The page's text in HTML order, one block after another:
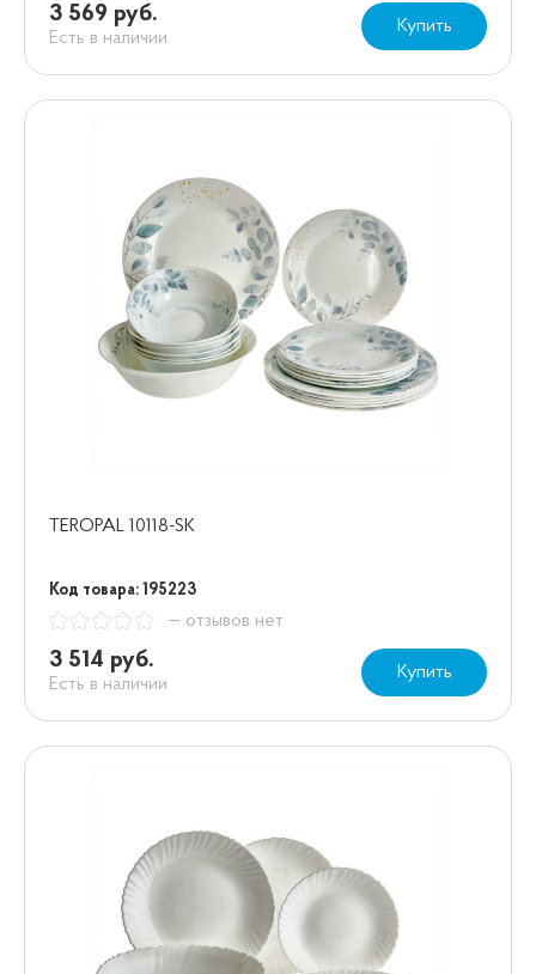
3 569 руб.
Есть в наличии
Купить
TEROPAL 10118-SK
Код товара: 195223
— отзывов нет
3 514 руб.
Есть в наличии
Купить